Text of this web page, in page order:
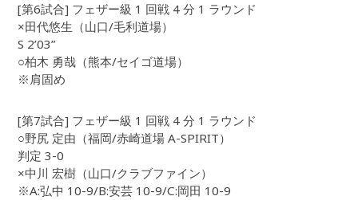
[第6試合] フェザー級 1 回戦 4 分 1 ラウンド
×田代悠生（山口/毛利道場）
S 2’03”
○柏木 勇哉（熊本/セイゴ道場）
※肩固め
[第7試合] フェザー級 1 回戦 4 分 1 ラウンド
○野尻 定由（福岡/赤崎道場 A-SPIRIT）
判定 3-0
×中川 宏樹（山口/クラブファイン）
※A:弘中 10-9/B:安芸 10-9/C:岡田 10-9